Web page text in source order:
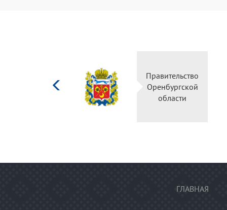
Правительство
Оренбургской
области
ГЛАВНАЯ